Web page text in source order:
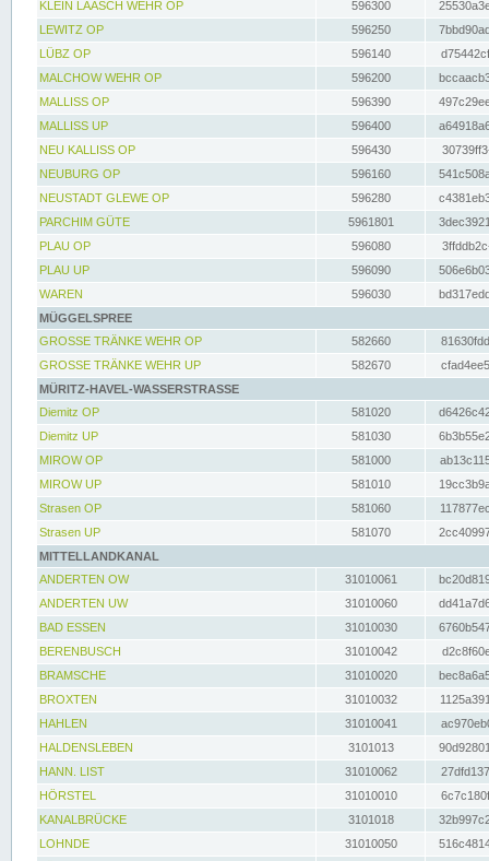
KLEIN LAASCH WEHR OP
596300
LEWITZ OP
596250
LÜBZ OP
596140
MALCHOW WEHR OP
596200
MALLISS OP
596390
MALLISS UP
596400
NEU KALLISS OP
596430
NEUBURG OP
596160
NEUSTADT GLEWE OP
596280
PARCHIM GÜTE
5961801
PLAU OP
596080
PLAU UP
596090
WAREN
596030
MÜGGELSPREE
GROSSE TRÄNKE WEHR OP
582660
GROSSE TRÄNKE WEHR UP
582670
MÜRITZ-HAVEL-WASSERSTRASSE
Diemitz OP
581020
Diemitz UP
581030
MIROW OP
581000
MIROW UP
581010
Strasen OP
581060
Strasen UP
581070
MITTELLANDKANAL
ANDERTEN OW
31010061
ANDERTEN UW
31010060
BAD ESSEN
31010030
BERENBUSCH
31010042
BRAMSCHE
31010020
BROXTEN
31010032
HAHLEN
31010041
HALDENSLEBEN
3101013
HANN. LIST
31010062
HÖRSTEL
31010010
KANALBRÜCKE
3101018
LOHNDE
31010050